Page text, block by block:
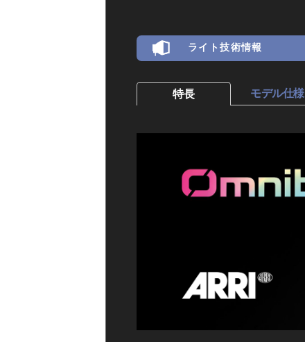
ライト技術情報
特長 モデル仕様